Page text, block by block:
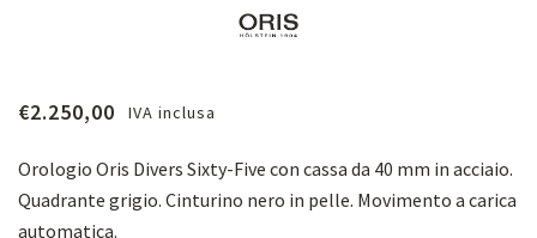
€2.250,00 IVA inclusa
Orologio Oris Divers Sixty-Five con cassa da 40 mm in acciaio.
Quadrante grigio. Cinturino nero in pelle. Movimento a carica
automatica.